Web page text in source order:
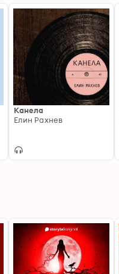
Канела
Елин Рахнев